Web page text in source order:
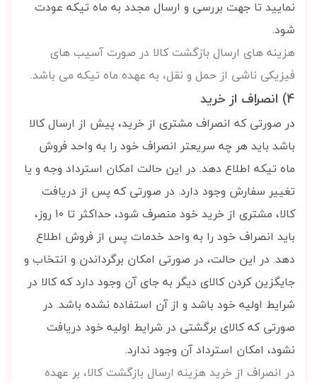
نمایید تا جهت بررسی و ارسال مجدد به ماه تیکه عودت
شود.
هزینه های ارسال بازگشت کالا در صورت آسیب های
فیزیکی ناشی از حمل و نقل، به عهده ماه تیکه می باشد.
4) انصراف از خرید
در صورتی که انصراف مشتری از خرید، پیش از ارسال کالا
باشد باید هر چه سریعتر انصراف خود را به واحد فروش
ماه تیکه اطلاع دهد. در این حالت امکان استرداد وجه و یا
تغییر سفارش وجود دارد. در صورتی که پس از دریافت
کالا، مشتری از خرید خود منصرف شود، حداکثر تا 10 روز،
باید انصراف خود را به واحد خدمات پس از فروش اطلاع
دهد. در این حالت، در صورتی امکان برگرداندن و انتخاب و
جایگزین کردن کالای دیگر به جای آن وجود دارد که کالا در
شرایط اولیه خود باشد و از آن استفاده نشده باشد. در
صورتی که کالای برگشتی در شرایط اولیه خود دریافت
نشود، امکان استرداد آن وجود ندارد.
در انصراف از خرید هزینه ارسال بازگشت کالا، بر عهده